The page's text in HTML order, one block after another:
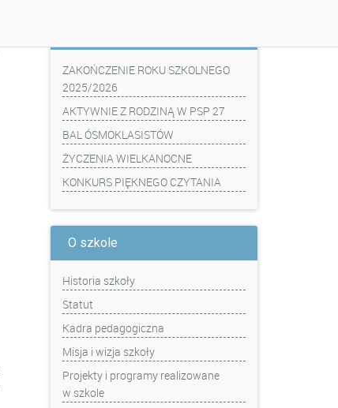
ZAKOŃCZENIE ROKU SZKOLNEGO
2025/2026
AKTYWNIE Z RODZINĄ W PSP 27
BAL ÓSMOKLASISTÓW
ŻYCZENIA WIELKANOCNE
KONKURS PIĘKNEGO CZYTANIA
O szkole
Historia szkoły
Statut
Kadra pedagogiczna
Misja i wizja szkoły
Projekty i programy realizowane
w szkole